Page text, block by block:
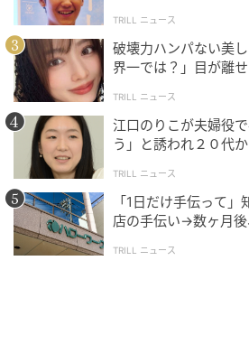
TRILL ニュース
破壊力ハンパない美
界一では？」目が離
TRILL ニュース
江口のりこが夫婦役
う」と誘われ２０代
TRILL ニュース
「1日だけ手伝って」
店の手伝い→数ヶ月
TRILL ニュース